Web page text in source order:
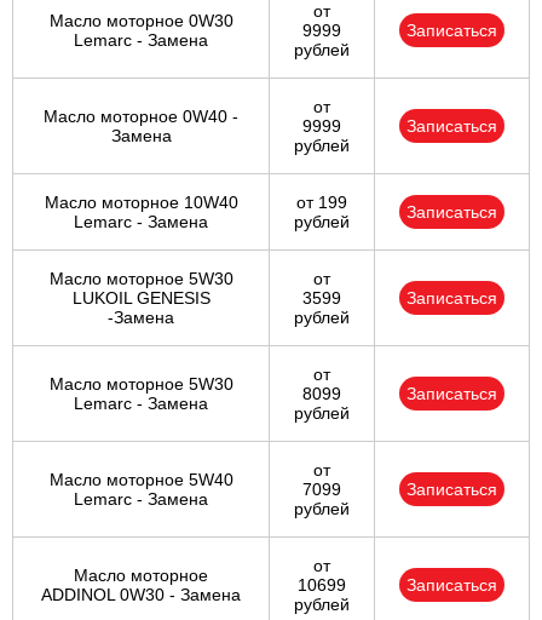
Масло моторное 0W30
Lemarc - Замена
от
9999
рублей
Записаться
Масло моторное 0W40 -
Замена
от
9999
рублей
Записаться
Масло моторное 10W40
Lemarc - Замена
от 199
рублей
Записаться
Масло моторное 5W30
LUKOIL GENESIS
-Замена
от
3599
рублей
Записаться
Масло моторное 5W30
Lemarc - Замена
от
8099
рублей
Записаться
Масло моторное 5W40
Lemarc - Замена
от
7099
рублей
Записаться
Масло моторное
ADDINOL 0W30 - Замена
от
10699
рублей
Записаться